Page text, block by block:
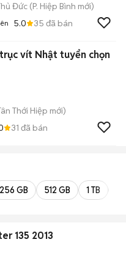
Đức (P. Hiệp Bình mới)
5.0 35 đã bán
vít Nhật tuyển chọn
Thới Hiệp mới)
31 đã bán
256 GB 512 GB 1 TB
135 2013